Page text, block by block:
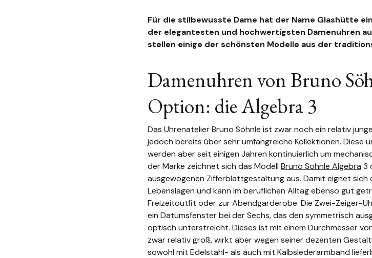
Für die stilbewusste Dame hat der Name Glashütte
der elegantesten und hochwertigsten Damenuhren
stellen einige der schönsten Modelle aus der
Damenuhren von Bruno
Option: die Algebra 3
Das Uhrenatelier Bruno Söhnle ist zwar noch ein relativ
jedoch bereits über sehr umfangreiche Kollektionen. Diese
werden aber seit einigen Jahren kontinuierlich um
der Marke zeichnet sich das Modell Bruno Söhnle Algebra 3
ausgewogenen Zifferblattgestaltung aus. Damit eignet sich
Lebenslagen und kann im beruflichen Alltag ebenso gut
Freizeitoutfit oder zur Abendgarderobe. Die Zwei-Zeiger-
ein Datumsfenster bei der Sechs, das den symmetrisch
optisch unterstreicht. Dieses ist mit einem Durchmesser
zwar relativ groß, wirkt aber wegen seiner dezenten
sowohl mit Edelstahl- als auch mit Kalbslederarmband